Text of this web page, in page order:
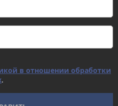
в отношении обработки
.